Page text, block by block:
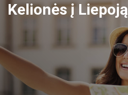
Kelionės į Liepoją